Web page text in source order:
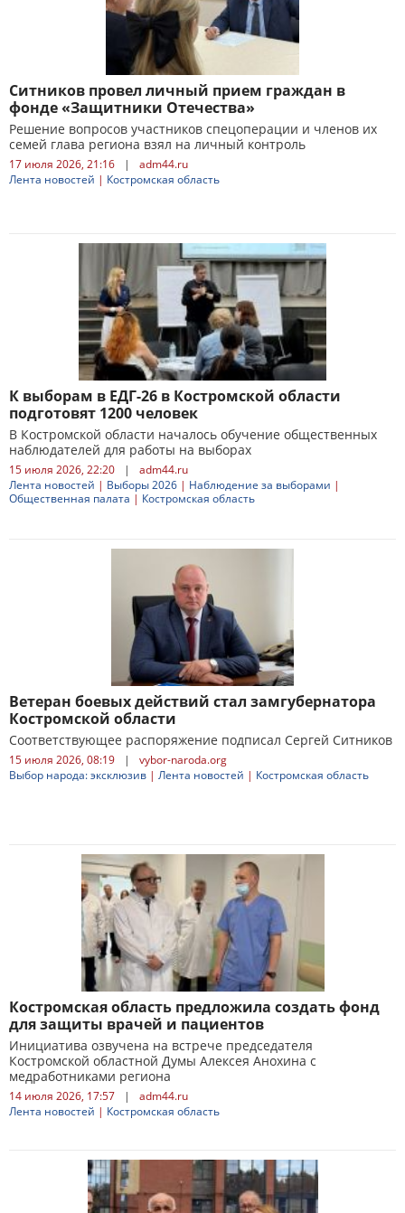
Ситников провел личный прием граждан в
фонде «Защитники Отечества»
Решение вопросов участников спецоперации и членов их
семей глава региона взял на личный контроль
17 июля 2026, 21:16 |
adm44.ru
Лента новостей | Костромская область
К выборам в ЕДГ-26 в Костромской области
подготовят 1200 человек
В Костромской области началось обучение общественных
наблюдателей для работы на выборах
15 июля 2026, 22:20 |
adm44.ru
Лента новостей | Выборы 2026 | Наблюдение за выборами |
Общественная палата | Костромская область
Ветеран боевых действий стал замгубернатора
Костромской области
Соответствующее распоряжение подписал Сергей Ситников
15 июля 2026, 08:19 |
vybor-naroda.org
Выбор народа: эксклюзив | Лента новостей | Костромская область
Костромская область предложила создать фонд
для защиты врачей и пациентов
Инициатива озвучена на встрече председателя
Костромской областной Думы Алексея Анохина с
медработниками региона
14 июля 2026, 17:57 |
adm44.ru
Лента новостей | Костромская область